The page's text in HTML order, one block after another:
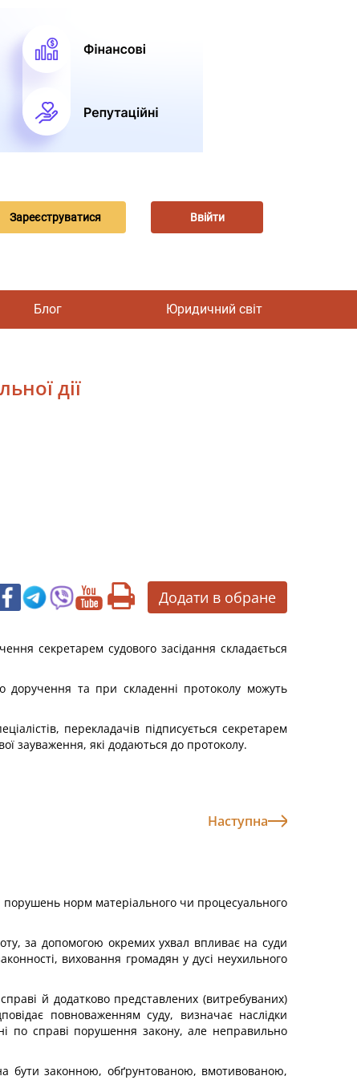
Зареєструватися Ввійти
Блог Юридичний світ
дії
Додати в обране
секретарем судового засідання складається
доручення та при складенні протоколу можуть
перекладачів підписується секретарем
зауваження, які додаються до протоколу.
Наступна
порушень норм матеріального чи процесуального
за допомогою окремих ухвал впливає на суди
виховання громадян у дусі неухильного
й додатково представлених (витребуваних)
повноваженням суду, визначає наслідки
по справі порушення закону, але неправильно
бути законною, обґрунтованою, вмотивованою,